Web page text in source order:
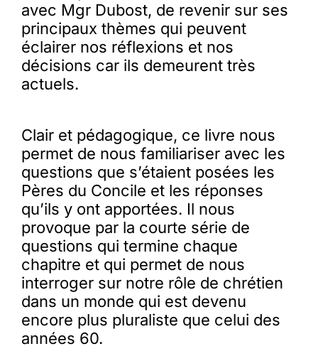
avec Mgr Dubost, de revenir sur ses
principaux thèmes qui peuvent
éclairer nos réflexions et nos
décisions car ils demeurent très
actuels.
Clair et pédagogique, ce livre nous
permet de nous familiariser avec les
questions que s’étaient posées les
Pères du Concile et les réponses
qu’ils y ont apportées. Il nous
provoque par la courte série de
questions qui termine chaque
chapitre et qui permet de nous
interroger sur notre rôle de chrétien
dans un monde qui est devenu
encore plus pluraliste que celui des
années 60.